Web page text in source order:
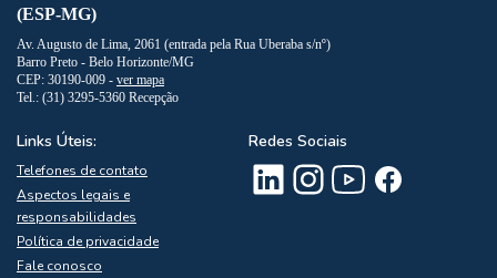
(ESP-MG)
Av. Augusto de Lima, 2061 (entrada pela Rua Uberaba s/nº)
Barro Preto - Belo Horizonte/MG
CEP: 30190-009 - ver mapa
Tel.: (31) 3295-5360 Recepção
Links Úteis:
Telefones de contato
Aspectos legais e
responsabilidades
Política de privacidade
Fale conosco
Redes Sociais